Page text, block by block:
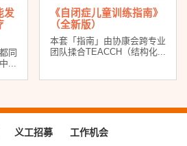
发
同
...
《自闭症儿童训练指南》
（全新版）
本套「指南」由协康会跨专业
团队揉合TEACCH（结构化...
义工招募 工作机会